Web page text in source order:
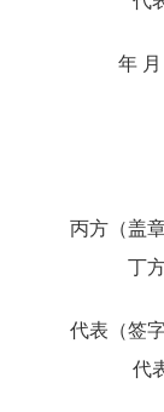
年
丙
丁方（
代
代表（